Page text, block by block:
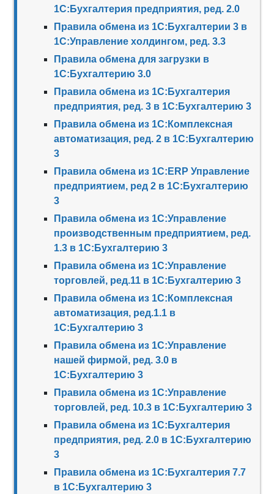
1С:Бухгалтерия предприятия, ред. 2.0
Правила обмена из 1С:Бухгалтерии 3 в
1С:Управление холдингом, ред. 3.3
Правила обмена для загрузки в
1С:Бухгалтерию 3.0
Правила обмена из 1С:Бухгалтерия
предприятия, ред. 3 в 1С:Бухгалтерию 3
Правила обмена из 1С:Комплексная
автоматизация, ред. 2 в 1С:Бухгалтерию
3
Правила обмена из 1С:ERP Управление
предприятием, ред 2 в 1С:Бухгалтерию
3
Правила обмена из 1С:Управление
производственным предприятием, ред.
1.3 в 1С:Бухгалтерию 3
Правила обмена из 1С:Управление
торговлей, ред.11 в 1С:Бухгалтерию 3
Правила обмена из 1С:Комплексная
автоматизация, ред.1.1 в
1С:Бухгалтерию 3
Правила обмена из 1С:Управление
нашей фирмой, ред. 3.0 в
1С:Бухгалтерию 3
Правила обмена из 1С:Управление
торговлей, ред. 10.3 в 1С:Бухгалтерию 3
Правила обмена из 1С:Бухгалтерия
предприятия, ред. 2.0 в 1С:Бухгалтерию
3
Правила обмена из 1С:Бухгалтерия 7.7
в 1С:Бухгалтерию 3